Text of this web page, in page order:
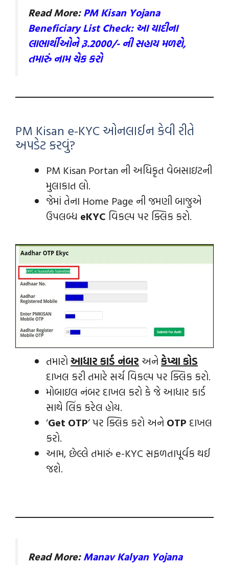
Read More:PM Kisan Yojana
Beneficiary List Check: આ યાદીના
લાભાર્થીઓને રૂ.2000/- ની સહાય મળશે,
તમારું નામ ચેક કરો
PM Kisan e-KYC ઓનલાઈન કેવી રીતે
અપડેટ કરવું?
PM Kisan Portan ની અધિકૃત વેબસાઇટની
મુલાકાત લો.
જેમાં તેના Home Page ની જમણી બાજુએ
ઉપલબ્ધ eKYC વિકલ્પ પર ક્લિક કરો.
તમારો આધાર કાર્ડ નંબર અને કેપ્ચા કોડ
દાખલ કરી તમારે સર્ચ વિકલ્પ પર ક્લિક કરો.
મોબાઇલ નંબર દાખલ કરો કે જે આધાર કાર્ડ
સાથે લિંક કરેલ હોય.
‘Get OTP‘ પર ક્લિક કરો અને OTP દાખલ
કરો.
આમ, છેલ્લે તમારું e-KYC સફળતાપૂર્વક થઈ
જશે.
Read More:Manav Kalyan Yojana